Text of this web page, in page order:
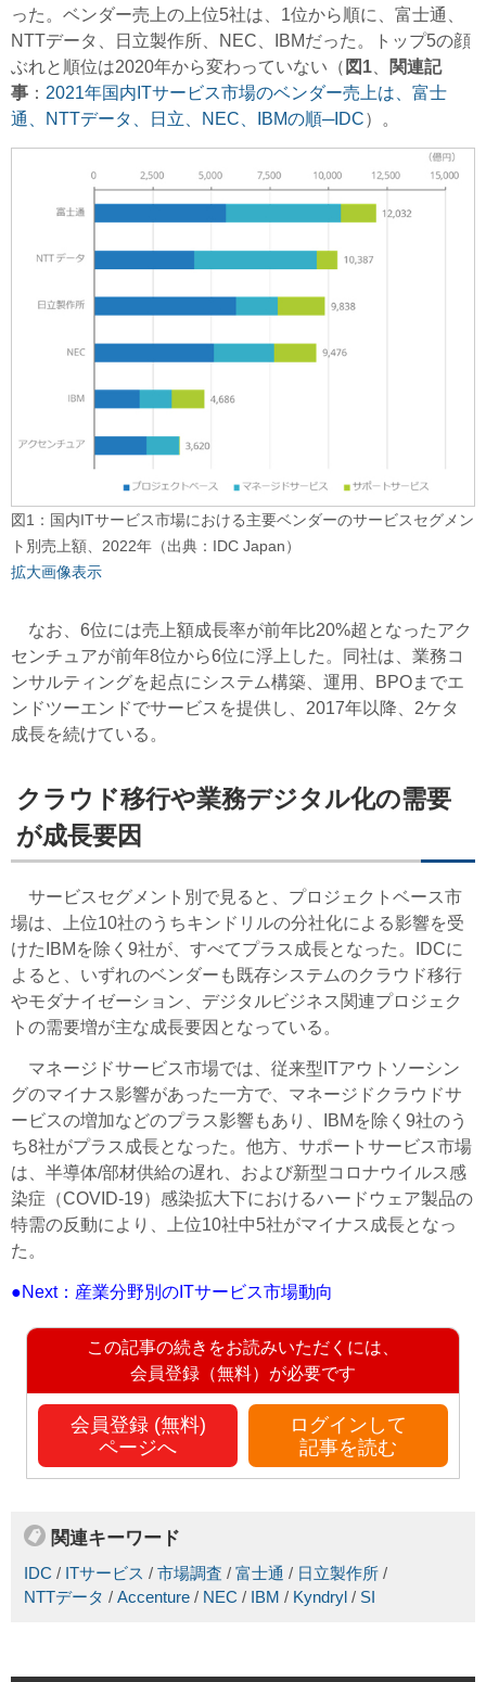
った。ベンダー売上の上位5社は、1位から順に、富士通、
NTTデータ、日立製作所、NEC、IBMだった。トップ5の顔
ぶれと順位は2020年から変わっていない（ 図1
関連記
事 ： 2021年国内ITサービス市場のベンダー売上は、富士
通、NTTデータ、日立、NEC、IBMの順─IDC）。
図1：国内ITサービス市場における主要ベンダーのサービスセグメン
ト別売上額、2022年（出典：IDC Japan）
拡大画像表示
なお、6位には売上額成長率が前年比20%超となったアク
センチュアが前年8位から6位に浮上した。同社は、業務コ
ンサルティングを起点にシステム構築、運用、BPOまでエ
ンドツーエンドでサービスを提供し、2017年以降、2ケタ
成長を続けている。
クラウド移行や業務デジタル化の需要
が成長要因
サービスセグメント別で見ると、プロジェクトベース市
場は、上位10社のうちキンドリルの分社化による影響を受
けたIBMを除く9社が、すべてプラス成長となった。IDCに
よると、いずれのベンダーも既存システムのクラウド移行
やモダナイゼーション、デジタルビジネス関連プロジェク
トの需要増が主な成長要因となっている。
マネージドサービス市場では、従来型ITアウトソーシン
グのマイナス影響があった一方で、マネージドクラウドサ
ービスの増加などのプラス影響もあり、IBMを除く9社のう
ち8社がプラス成長となった。他方、サポートサービス市場
は、半導体/部材供給の遅れ、および新型コロナウイルス感
染症（COVID-19）感染拡大下におけるハードウェア製品の
特需の反動により、上位10社中5社がマイナス成長となっ
た。
●Next：産業分野別のITサービス市場動向
この記事の続きをお読みいただくには、
会員登録（無料）が必要です
会員登録 (無料)
ページへ
ログインして
記事を読む
関連キーワード
IDC / ITサービス / 市場調査 / 富士通 / 日立製作所 /
NTTデータ / Accenture / NEC / IBM / Kyndryl / SI